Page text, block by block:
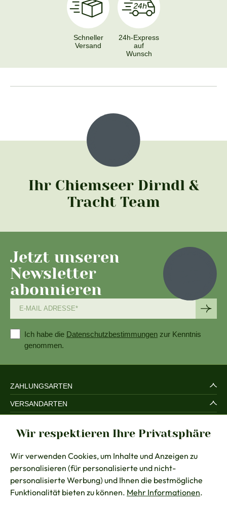
Schneller
Versand
24h-Express
auf
Wunsch
Ihr Chiemseer Dirndl &
Tracht Team
Jetzt unseren
Newsletter
abonnieren
Ich habe die Datenschutzbestimmungen zur Kenntnis
genommen.
ZAHLUNGSARTEN
VERSANDARTEN
RECHTLICHES
BERATUNG
KONTAKT
Wir respektieren Ihre Privatsphäre
Wir verwenden Cookies, um Inhalte und Anzeigen zu
personalisieren (für personalisierte und nicht-
personalisierte Werbung) und Ihnen die bestmögliche
Funktionalität bieten zu können. Mehr Informationen.